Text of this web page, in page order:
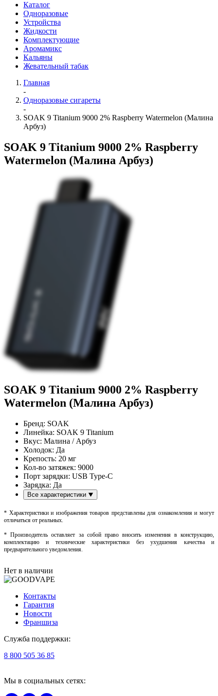
Каталог
Одноразовые
Устройства
Жидкости
Комплектующие
Аромамикс
Кальяны
Жевательный табак
Главная
-
Одноразовые сигареты
-
SOAK 9 Titanium 9000 2% Raspberry Watermelon (Малина
Арбуз)
SOAK 9 Titanium 9000 2% Raspberry
Watermelon (Малина Арбуз)
SOAK 9 Titanium 9000 2% Raspberry
Watermelon (Малина Арбуз)
Бренд: SOAK
Линейка: SOAK 9 Titanium
Вкус: Малина / Арбуз
Холодок: Да
Крепость: 20 мг
Кол-во затяжек: 9000
Порт зарядки: USB Type-C
Зарядка: Да
Все характеристики
* Характеристики и изображения товаров представлены для ознакомления и могут
отличаться от реальных.
* Производитель оставляет за собой право вносить изменения в конструкцию,
комплектацию и технические характеристики без ухудшения качества и
предварительного уведомления.
Нет в наличии
Контакты
Гарантия
Новости
Франшиза
Служба поддержки:
8 800 505 36 85
Мы в социальных сетях: